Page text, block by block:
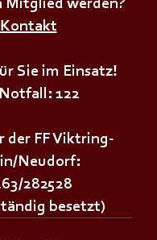
Mitglied werden?
Kontakt
Sie im Einsatz!
122
der FF Viktring-
Neudorf:
282528
besetzt)